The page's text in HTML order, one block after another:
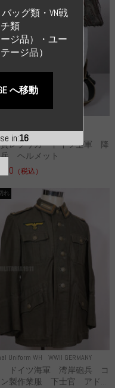
Hat and Cap Luftwaffe
質レプリカ ドイツ空軍 降
ヘルメット
（税込）
Uniform WH WWII GERMANY
れ
ドイツ海軍 湾岸砲兵 コ
ン製作業服 下士官 アド...
in:15
バッグ類・VN戦
類
ジ品）・ユー
ージ品）
へ移動